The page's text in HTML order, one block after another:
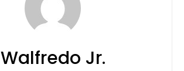
Walfredo Jr.